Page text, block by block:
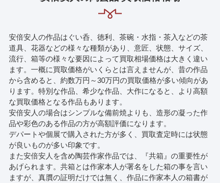
安倍安人の作品はぐい呑、徳利、茶碗・水指・茶入などの茶
道具、花器などの様々な種類があり、意匠、状態、サイズ、
流行、箱等の様々な要因によって買取相場価格は大きく違い
ます。一概に買取価格がいくらとは言えませんが、昔の作品
から含めると、約数万円～30万円の買取価格が多い傾向があ
ります。特別な作品、希少な作品、大作になると、より高額
な買取価格となる作品もあります。
安倍安人の場合はシンプルな備前焼よりも、造形の凝った作
品や彩色のある作品の方が高額評価になります。
デパートや個展で購入された方が多く、買取査定時には状態
が良いものが多い印象です。
また安倍安人を含め陶芸作家作品では、『共箱』の重要性が
あげられます。共箱とは作家本人が署名をした箱の事を言い
ますが、真贋の証明だけでは無く、作品に作家本人の箱書が